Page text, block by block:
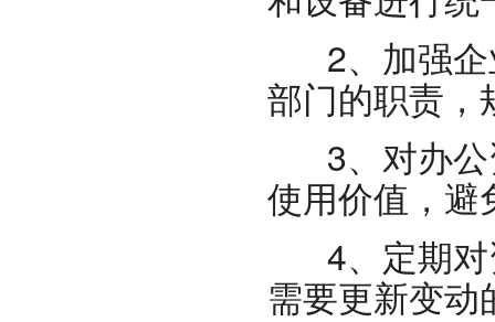
2、加强企
部门的职责，
3、对办公
使用价值，避
4、定期对
需要更新变